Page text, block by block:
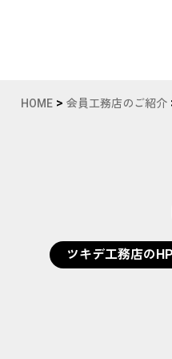
HOME > 会員工務店のご紹介
ツキデ工務店の